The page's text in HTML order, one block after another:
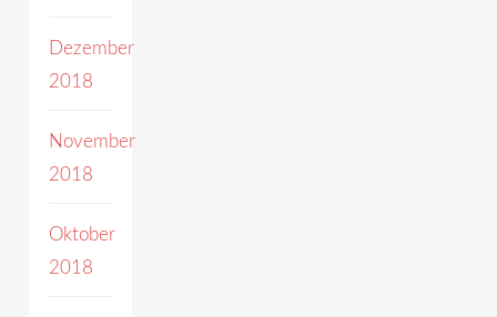
Dezember
2018
November
2018
Oktober
2018